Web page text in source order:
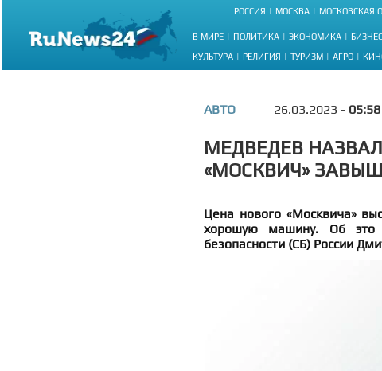
РОССИЯ МОСКВА МОСКОВСКАЯ
В МИРЕ ПОЛИТИКА ЭКОНОМИКА БИЗНЕС
КУЛЬТУРА РЕЛИГИЯ ТУРИЗМ АГРО
АВТО 26.03.2023 - 05:58
МЕДВЕДЕВ
«МОСКВИЧ»
Цена нового «Москвича»
хорошую машину. Об это
безопасности (СБ) России